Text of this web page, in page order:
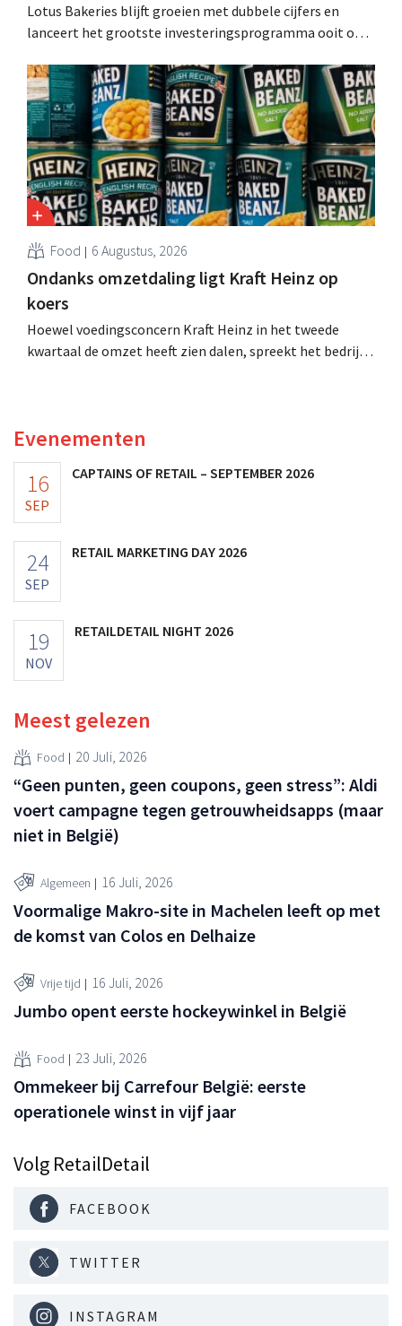
Lotus Bakeries blijft groeien met dubbele cijfers en
lanceert het grootste investeringsprogramma ooit om
moeten dit momentum grijpen”.
Food 6 Augustus, 2026
Ondanks omzetdaling ligt Kraft Heinz op
koers
Hoewel voedingsconcern Kraft Heinz in het tweede
kwartaal de omzet heeft zien dalen, spreekt het bedrijf
Evenementen
16
SEP
CAPTAINS OF RETAIL – SEPTEMBER 2026
24
SEP
RETAIL MARKETING DAY 2026
19
NOV
RETAILDETAIL NIGHT 2026
Meest gelezen
Food 20 Juli, 2026
“Geen punten, geen coupons, geen stress”: Aldi
voert campagne tegen getrouwheidsapps (maar
niet in België)
Algemeen 16 Juli, 2026
Voormalige Makro-site in Machelen leeft op met
de komst van Colos en Delhaize
Vrije tijd 16 Juli, 2026
Jumbo opent eerste hockeywinkel in België
Food 23 Juli, 2026
Ommekeer bij Carrefour België: eerste
operationele winst in vijf jaar
Volg RetailDetail
FACEBOOK
TWITTER
INSTAGRAM